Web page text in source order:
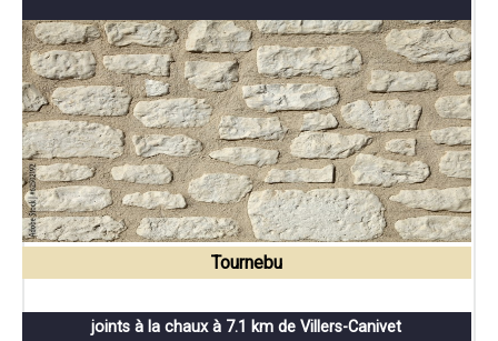
Tournebu
joints à la chaux à 7.1 km de Villers-Canivet